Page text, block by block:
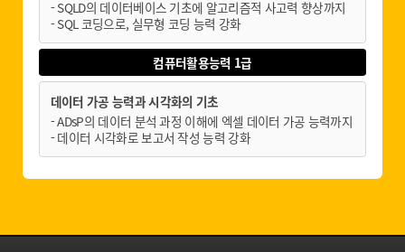
- SQLD의 데이터베이스 기초에 알고리즘적 사고력 향상까지
- SQL 코딩으로, 실무형 코딩 능력 강화
컴퓨터활용능력 1급
데이터 가공 능력과 시각화의 기초
- ADsP의 데이터 분석 과정 이해에 엑셀 데이터 가공 능력까지
- 데이터 시각화로 보고서 작성 능력 강화